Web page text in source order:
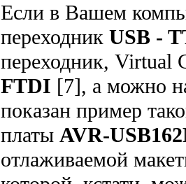
Если в Вашем
переходник USB -
переходник, Virtual
FTDI [7], а можно
показан пример
платы AVR-
отлаживаемой